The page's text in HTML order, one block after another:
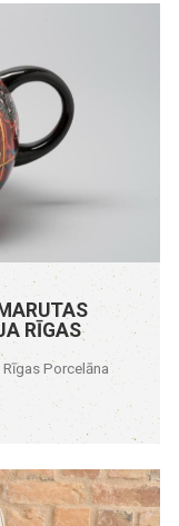
RĪGAS
Porcelāna